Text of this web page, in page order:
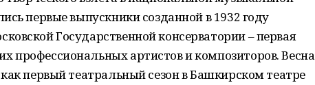
первые выпускники созданной в 1932 году
Государственной консерватории – первая
профессиональных артистов и композиторов. Весна
первый театральный сезон в Башкирском театре